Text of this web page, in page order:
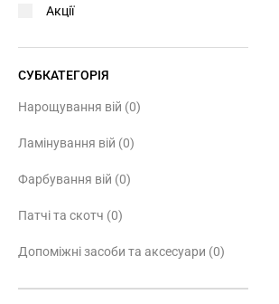
Акції
СУБКАТЕГОРІЯ
Нарощування вій (0)
Ламінування вій (0)
Фарбування вій (0)
Патчі та скотч (0)
Допоміжні засоби та аксесуари (0)